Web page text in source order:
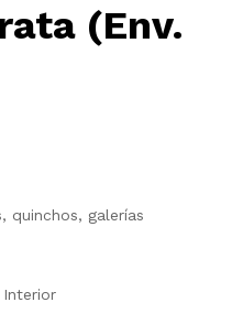
(Env.
quinchos, galerías